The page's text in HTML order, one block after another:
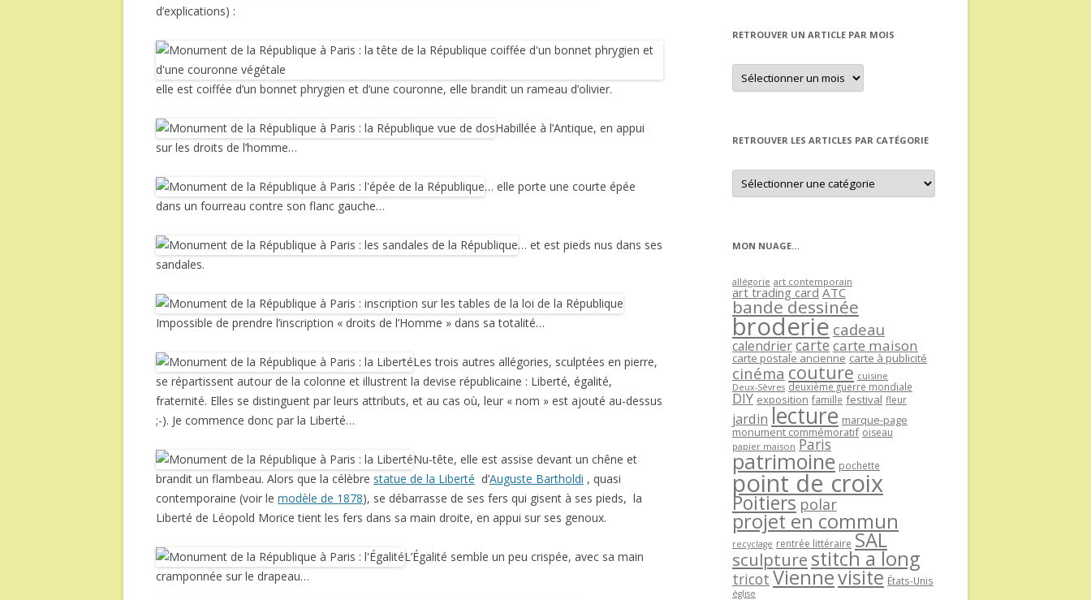
d’explications) :
elle est coiffée d’un bonnet phrygien et d’une couronne, elle brandit un rameau d’olivier.
Habillée à l’Antique, en appui
sur les droits de l’homme…
… elle porte une courte épée
dans un fourreau contre son flanc gauche…
… et est pieds nus dans ses
sandales.
Impossible de prendre l’inscription « droits de l’Homme » dans sa totalité…
Les trois autres allégories, sculptées en pierre,
se répartissent autour de la colonne et illustrent la devise républicaine : Liberté, égalité,
fraternité. Elles se distinguent par leurs attributs, et au cas où, leur « nom » est ajouté au-dessus
;-). Je commence donc par la Liberté…
Nu-tête, elle est assise devant un chêne et
brandit un flambeau. Alors que la célèbre statue de la Liberté d’Auguste Bartholdi , quasi
contemporaine (voir le modèle de 1878), se débarrasse de ses fers qui gisent à ses pieds, la
Liberté de Léopold Morice tient les fers dans sa main droite, en appui sur ses genoux.
L’Égalité semble un peu crispée, avec sa main
cramponnée sur le drapeau…
RETROUVER UN ARTICLE PAR MOIS
Retrouver
un
article
RETROUVER LES ARTICLES PAR CATÉGORIE
Retrouver
les
articles
MON NUAGE…
allégorie art contemporain
art trading card ATC
bande dessinée
broderie cadeau
calendriercartecarte maison
carte postale ancienne carte à publicité
cinéma couture cuisine
Deux-Sèvres deuxième guerre mondiale
DIY exposition famille festival fleur
jardin lecture marque-page
monument commémoratif oiseau
papier maison Paris
patrimoine pochette
point de croix
Poitiers polar
projet en commun
recyclage rentrée littéraire SAL
sculpture stitch a long
tricot Viennevisite États-Unis
église